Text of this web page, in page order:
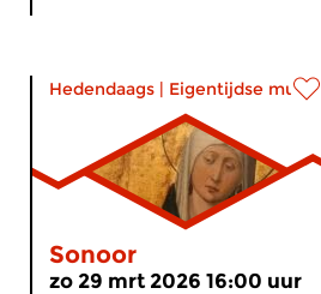
Hedendaags | Eigentijdse muziek
Sonoor
zo 29 mrt 2026 16:00 uur